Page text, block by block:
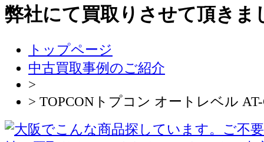
弊社にて買取りさせて頂きま
トップページ
中古買取事例のご紹介
>
> TOPCONトプコン オートレベル